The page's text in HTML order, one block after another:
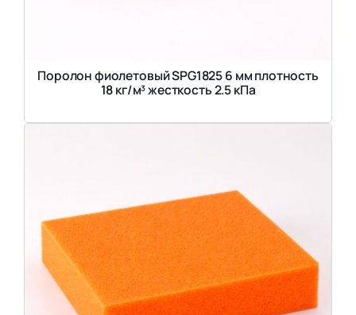
Поролон фиолетовый SPG1825 6 мм плотность
18 кг/м³ жесткость 2.5 кПа